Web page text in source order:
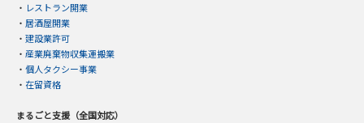
・ レストラン開業
・ 居酒屋開業
・ 建設業許可
・ 産業廃棄物収集運搬業
・ 個人タクシー事業
・ 在留資格
まるごと支援（全国対応）